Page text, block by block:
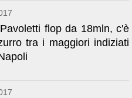
flop da 18mln, c'è
tra i maggiori indiziati